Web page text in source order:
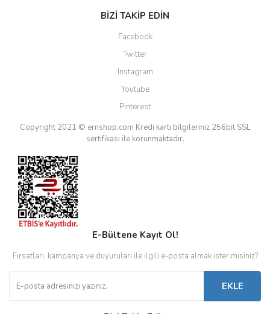
BİZİ TAKİP EDİN
Facebook
Twitter
Instagram
Youtube
Pinterest
Copyright 2021 © ernshop.com Kredi kartı bilgileriniz 256bit SSL
sertifikası ile korunmaktadır.
E-Bültene Kayıt Ol!
Fırsatları, kampanya ve duyuruları ile ilgili e-posta almak ister misiniz?
EKLE